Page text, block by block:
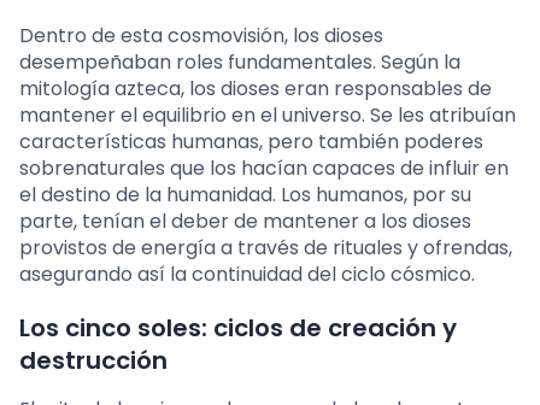
Dentro de esta cosmovisión, los dioses
desempeñaban roles fundamentales. Según la
mitología azteca, los dioses eran responsables de
mantener el equilibrio en el universo. Se les atribuían
características humanas, pero también poderes
sobrenaturales que los hacían capaces de influir en
el destino de la humanidad. Los humanos, por su
parte, tenían el deber de mantener a los dioses
provistos de energía a través de rituales y ofrendas,
asegurando así la continuidad del ciclo cósmico.
Los cinco soles: ciclos de creación y
destrucción